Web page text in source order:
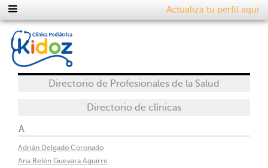
Actualiza tu perfil aquí
Directorio de Profesionales de la Salud
Directorio de clínicas
A
Adrián Delgado Coronado
Ana Belén Guevara Aguirre